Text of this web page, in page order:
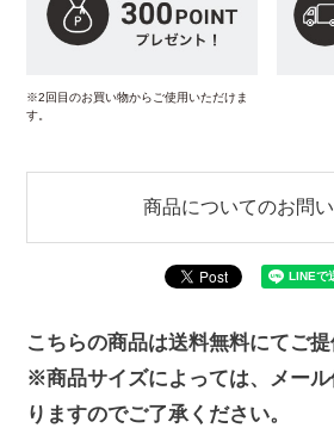
※2回目のお買い物からご使用いただけま
す。
商品についてのお問
こちらの商品は送料無料にてご提
※商品サイズによっては、メー
りますのでご了承ください。